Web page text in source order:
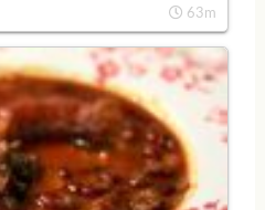
63m